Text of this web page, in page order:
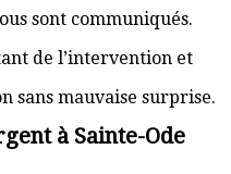
sont communiqués.
de l’intervention et
sans mauvaise surprise.
à Sainte-Ode